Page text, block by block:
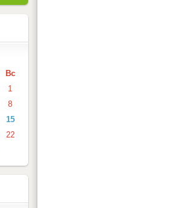
Вс
1
8
15
22